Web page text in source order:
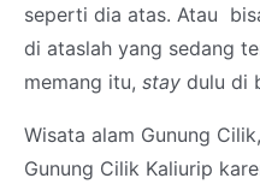
seperti dia atas. Atau
di ataslah yang sedang
memang itu, stay dulu di
Wisata alam Gunung
Gunung Cilik Kaliurip